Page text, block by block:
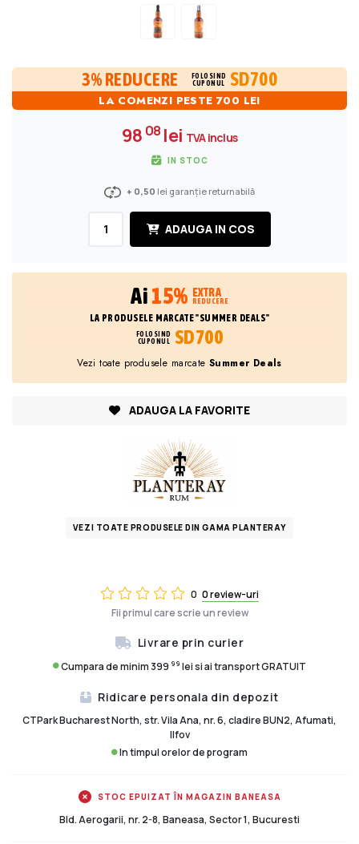
0 0 review-uri
Fii primul care scrie un review
Livrare prin curier
Cumpara de minim 399 99 lei si ai transport GRATUIT
Ridicare personala din depozit
CTPark Bucharest North, str. Vila Ana, nr. 6, cladire BUN2, Afumati,
Ilfov
In timpul orelor de program
STOC EPUIZAT ÎN MAGAZIN BANEASA
Bld. Aerogarii, nr. 2-8, Baneasa, Sector 1, Bucuresti
3% REDUCERE
FOLOSIND
CUPONUL
SD700
LA COMENZI PESTE 700 LEI
98 08 lei TVA inclus
IN STOC
+ 0,50 lei garanție returnabilă
ADAUGA IN COS
Ai15% EXTRA
REDUCERE
LA PRODUSELE MARCATE "SUMMER DEALS"
FOLOSIND
CUPONUL
SD700
Vezi toate produsele marcate Summer Deals
ADAUGA LA FAVORITE
VEZI TOATE PRODUSELE DIN GAMA PLANTERAY